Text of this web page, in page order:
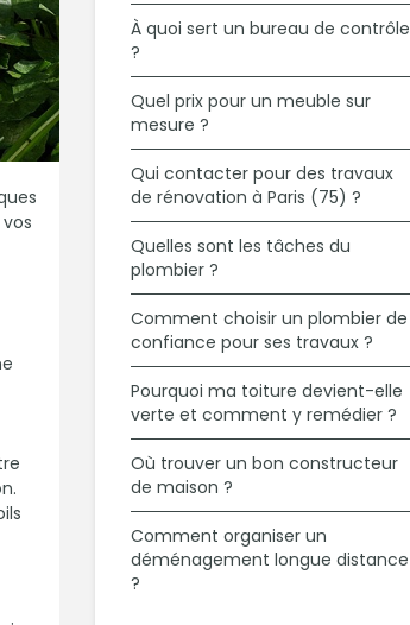
À quoi sert un bureau de contrôle
?
Quel prix pour un meuble sur
mesure ?
Qui contacter pour des travaux
de rénovation à Paris (75) ?
Quelles sont les tâches du
plombier ?
Comment choisir un plombier de
confiance pour ses travaux ?
Pourquoi ma toiture devient-elle
verte et comment y remédier ?
Où trouver un bon constructeur
de maison ?
Comment organiser un
déménagement longue distance
?